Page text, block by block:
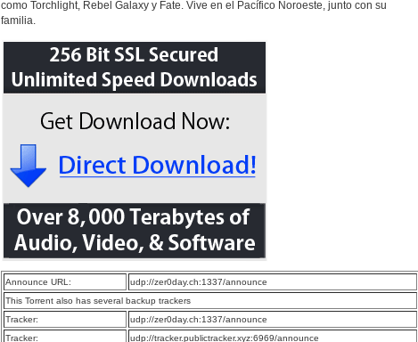
como Torchlight, Rebel Galaxy y Fate. Vive en el Pacífico Noroeste, junto con su
familia.
Announce URL:
udp://zer0day.ch:1337/announce
This Torrent also has several backup trackers
Tracker:
udp://zer0day.ch:1337/announce
Tracker:
udp://tracker.publictracker.xyz:6969/announce